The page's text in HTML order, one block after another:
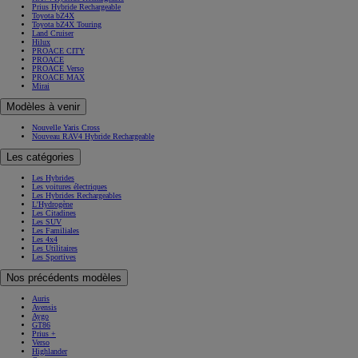
Prius Hybride Rechargeable
Toyota bZ4X
Toyota bZ4X Touring
Land Cruiser
Hilux
PROACE CITY
PROACE
PROACE Verso
PROACE MAX
Mirai
Modèles à venir
Nouvelle Yaris Cross
Nouveau RAV4 Hybride Rechargeable
Les catégories
Les Hybrides
Les voitures électriques
Les Hybrides Rechargeables
L'Hydrogène
Les Citadines
Les SUV
Les Familiales
Les 4x4
Les Utilitaires
Les Sportives
Nos précédents modèles
Auris
Avensis
Aygo
GT86
Prius +
Verso
Highlander